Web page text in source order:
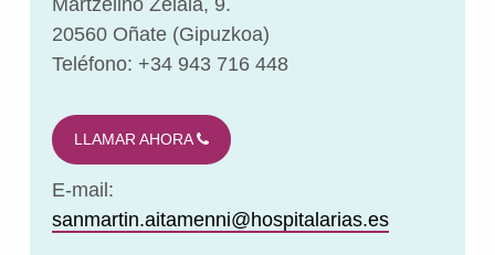
Martzelino Zelaia, 9.
20560 Oñate (Gipuzkoa)
Teléfono: +34 943 716 448
LLAMAR AHORA
E-mail:
sanmartin.aitamenni@hospitalarias.es